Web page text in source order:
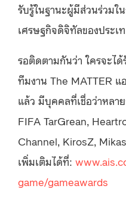
รับรู้ในฐานะผู้มีส่วนร่วมใ
เศรษฐกิจดิจิทัลของประเ
รอติดตามกันว่า ใครจะไ
ทีมงาน The MATTER แ
แล้ว มีบุคคลที่เชื่อว่าหล
FIFA TarGrean,
Channel, KirosZ,
เพิ่มเติมได้ที่:
game/gameawards